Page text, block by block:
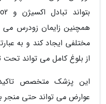
همچنین زایمان زودرس
مختلفی ایجاد کند و به
از بلوغ کامل می تواند تحت
این پزشک متخصص تاکید
عوارض می تواند حتی منجر